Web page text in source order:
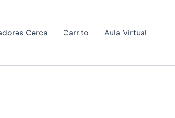
Cerca Carrito Aula Virtual